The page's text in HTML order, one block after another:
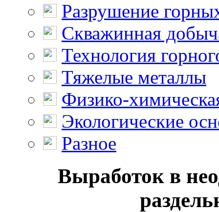
Разрушение
Скважинная
Технология
Тяжелые металлы
Физико-
Экологические
Разное
Выработок в